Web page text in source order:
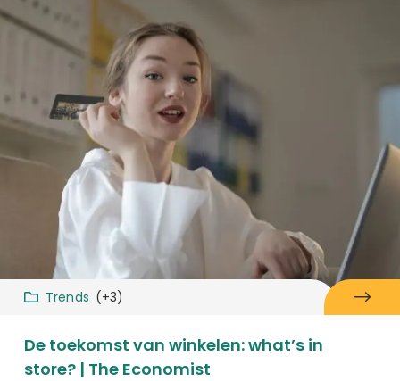
Trends (+3)
De toekomst van winkelen: what’s in
store? | The Economist